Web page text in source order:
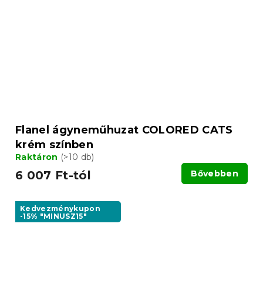
Flanel ágyneműhuzat COLORED CATS
krém színben
Raktáron (>10 db)
6 007 Ft-tól Bővebben
Kedvezménykupon
-15% "MINUSZ15"